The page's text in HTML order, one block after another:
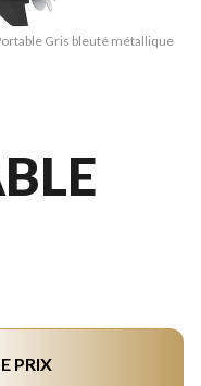
Gris bleuté métallique
PRIX